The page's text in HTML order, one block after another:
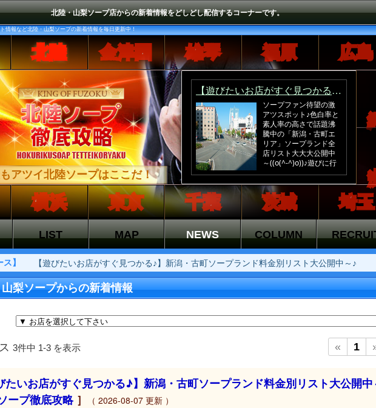
北陸・山梨ソープ店からの新着情報をどしどし配信するコーナーです。
情報など北陸・山梨ソープの新着情報を毎日更新中！
北陸 金津園 雄琴 福原 広島
アツイ北陸ソープはここだ！
横浜 東京 千葉 茨城 埼玉
LIST MAP NEWS COLUMN
】 【遊びたいお店がすぐ見つかる♪】新潟・古町ソープランド料金別リスト大公開中～♪
梨ソープからの新着情報
3件中 1-3 を表示 « 1
たいお店がすぐ見つかる♪】新潟・古町ソープランド料金別リスト大公開中
ープ徹底攻略］ （ 2026-08-07 更新 ）